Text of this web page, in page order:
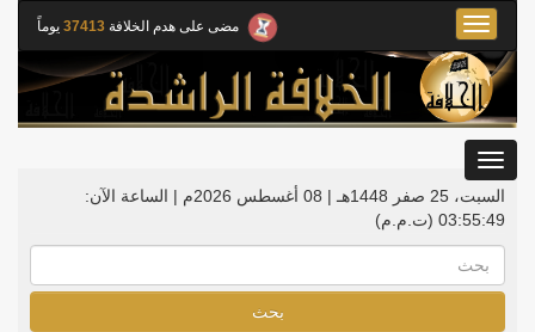
مضى على هدم الخلافة 37413 يوماً
Toggle
navigation
السبت، 25 صفر 1448هـ | 08 أغسطس 2026م |
الساعة الآن:
03:55:50 (ت.م.م)
بحث